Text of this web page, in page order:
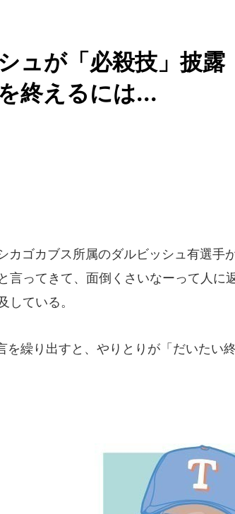
ュが「必殺技」披
終えるには...
カゴカブス所属のダルビッシュ有選手
言ってきて、面倒くさいなーって人
している。
を繰り出すと、やりとりが「だいたい